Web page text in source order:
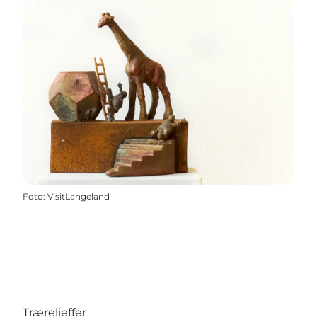
Foto: VisitLangeland
Trærelieffer